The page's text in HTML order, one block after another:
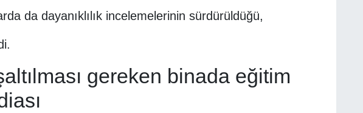
da dayanıklılık incelemelerinin sürdürüldüğü,
gereken binada eğitim